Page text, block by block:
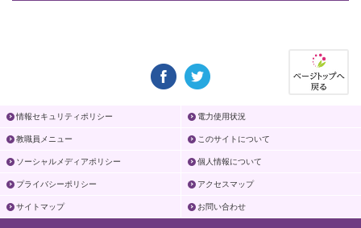
情報セキュリティポリシー 電力使用状況
教職員メニュー このサイトについて
ソーシャルメディアポリシー 個人情報について
プライバシーポリシー アクセスマップ
サイトマップ お問い合わせ